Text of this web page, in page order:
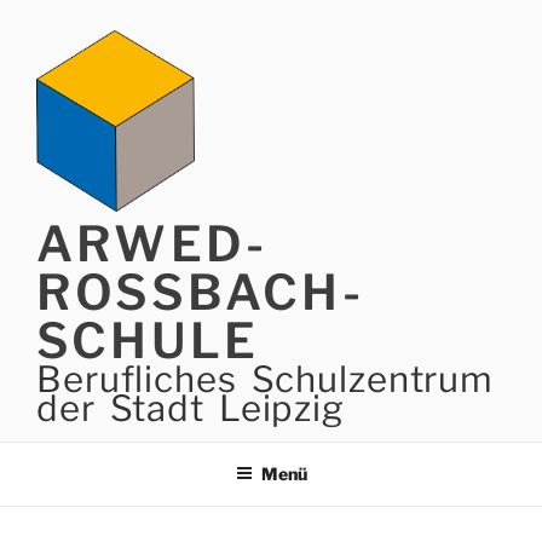
springen
ARWED-
ROSSBACH-
SCHULE
Berufliches Schulzentrum
der Stadt Leipzig
Menü